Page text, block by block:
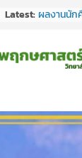
Latest:ผลงานนัก
วิทยาศาสต
#กิจกรร
ผลงานนัก
ทำร่างพร
พฤกษศา